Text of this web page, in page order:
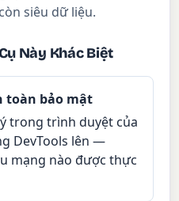
siêu dữ liệu.
Này Khác Biệt
toàn bảo mật
trong trình duyệt của
DevTools lên —
mạng nào được thực